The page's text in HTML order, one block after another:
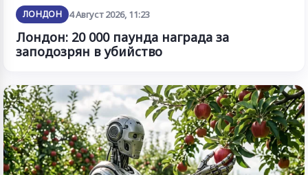
ЛОНДОН 4 Август 2026, 11:23
Лондон: 20 000 паунда награда за
заподозрян в убийство